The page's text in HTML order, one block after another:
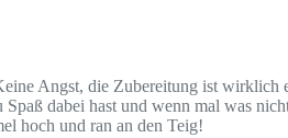
Angst, die Zubereitung ist wirklich
dabei hast und wenn mal was
hoch und ran an den Teig!